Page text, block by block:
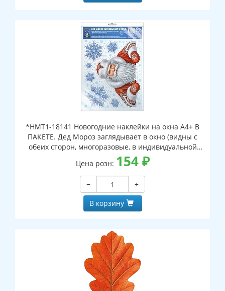
*НМТ1-18141 Новогодние наклейки на окна А4+ В
ПАКЕТЕ. Дед Мороз заглядывает в окно (видны с
обеих сторон, многоразовые, в индивидуальной
упаковке, с европодвесом и клеевым клапаном)
Цена розн: 154₽
−
+
В корзину